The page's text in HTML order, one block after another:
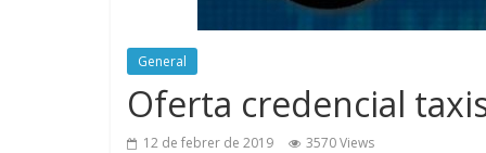
General
Oferta credencial
12 de febrer de 2019 3570 Views